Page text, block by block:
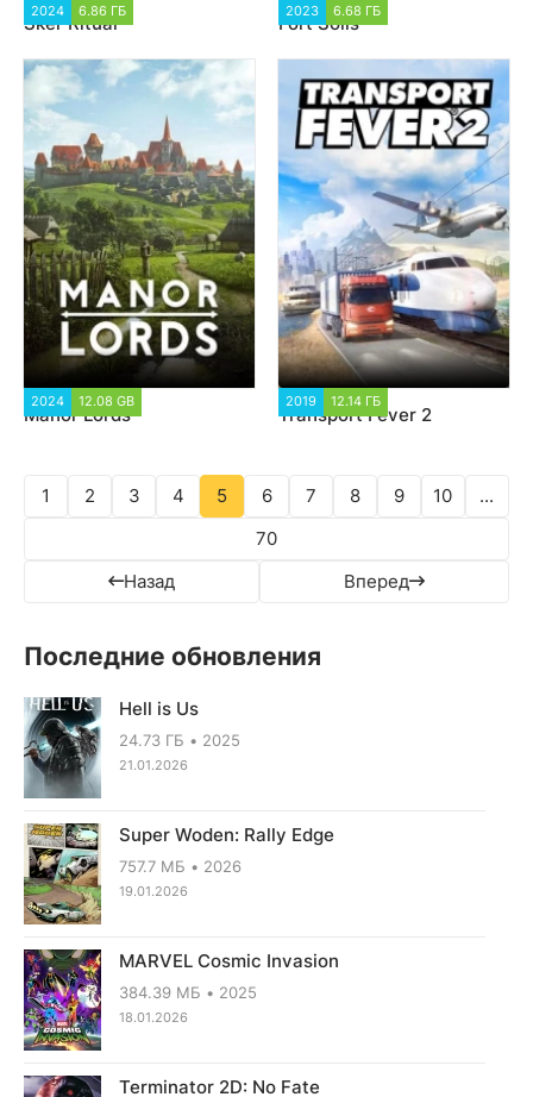
2024 6.86 ГБ
Sker Ritual
2023 6.68 ГБ
Fort Solis
2024 12.08 GB
Manor Lords
2019 12.14 ГБ
Transport Fever 2
Назад
1 2 3 4 5 6 7 8 9 10
...
70
Вперед
Последние обновления
Hell is Us
24.73 ГБ 2025
21.01.2026
Super Woden: Rally Edge
757.7 МБ 2026
19.01.2026
MARVEL Cosmic Invasion
384.39 МБ 2025
18.01.2026
Terminator 2D: No Fate